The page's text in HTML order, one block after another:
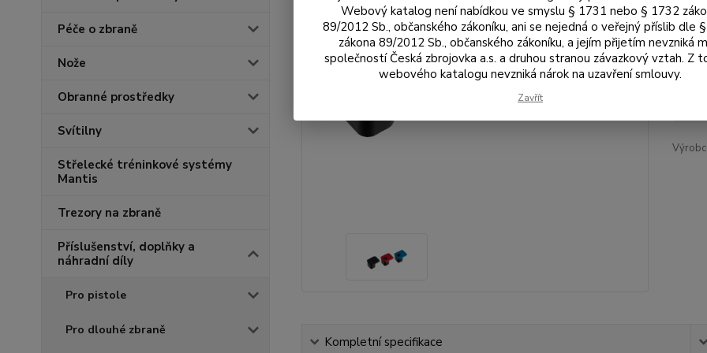
Péče o zbraně
Nože
Obranné prostředky
Svítilny
Střelecké tréninkové systémy
Mantis
Trezory na zbraně
Příslušenství, doplňky a
náhradní díly
Pro pistole
Pro dlouhé zbraně
Kompletní specifikace
Webový katalog není nabídkou ve smyslu § 1731 nebo § 1732
89/2012 Sb., občanského zákoníku, ani se nejedná o veřejný příslib dle
zákona 89/2012 Sb., občanského zákoníku, a jejím přijetím nevzniká
společností Česká zbrojovka a.s. a druhou stranou závazkový vztah. Z
webového katalogu nevzniká nárok na uzavření smlouvy.
Zavřít